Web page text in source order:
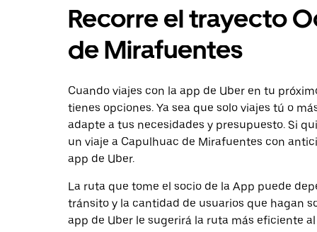
Recorre el trayecto
de Mirafuentes
Cuando viajes con la app de Uber en tu
tienes opciones. Ya sea que solo viajes tú o
adapte a tus necesidades y presupuesto. Si
un viaje a Capulhuac de Mirafuentes con
app de Uber.
La ruta que tome el socio de la App puede
tránsito y la cantidad de usuarios que hagan
app de Uber le sugerirá la ruta más eficiente